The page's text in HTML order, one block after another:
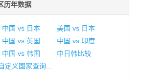
历年数据
中国 vs 日本
美国 vs 日本
中国 vs 英国
中国 vs 印度
中国 vs 韩国
中日韩比较
定义国家查询...